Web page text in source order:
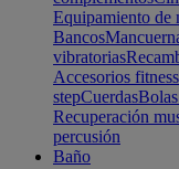
Equipamiento de
Bancos
vibratorias
Accesorios fitness
stepCuerdas
Recuperación
percusión
Baño